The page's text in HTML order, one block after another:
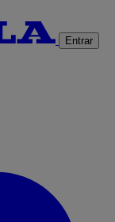
Entrar